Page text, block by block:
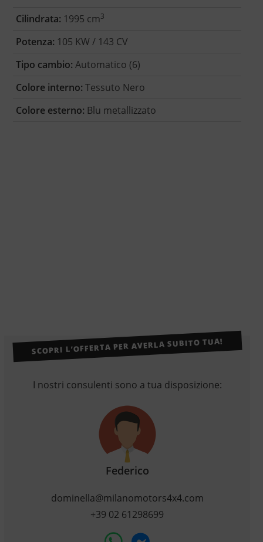
Cilindrata: 1995 cm3
Potenza: 105 KW / 143 CV
Tipo cambio: Automatico (6)
Colore interno: Tessuto Nero
Colore esterno: Blu metallizzato
SCOPRI L’OFFERTA PER AVERLA SUBITO TUA!
I nostri consulenti sono a tua disposizione:
Federico
dominella@milanomotors4x4.com
+39 02 61298699